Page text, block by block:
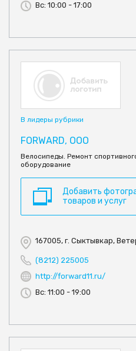
Вс: 10:00 - 17:00
В лидеры рубрики
FORWARD, ООО
Велосипеды. Ремонт
оборудование
Добавить
товаров и услуг
167005, г. Сыктывкар,
(8212) 225005
http://forward11.ru/
Вс: 11:00 - 19:00